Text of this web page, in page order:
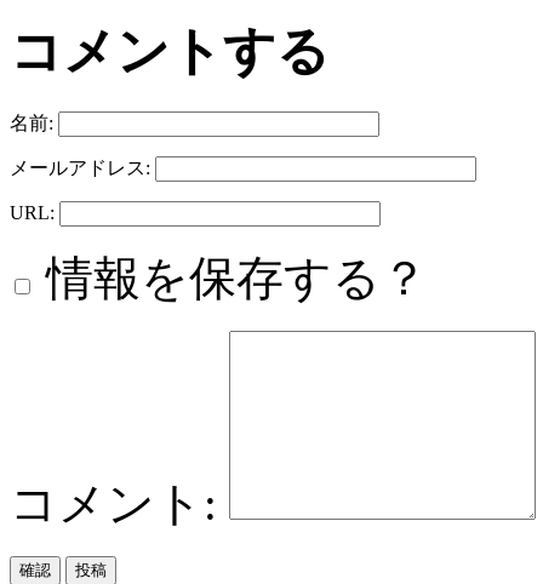
コメントする
名前:
メールアドレス:
URL:
情報を保存する？
コメント: